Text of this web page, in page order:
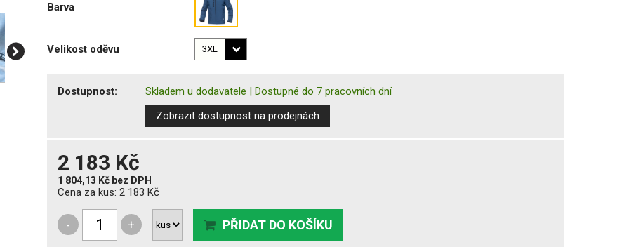
Barva
Velikost oděvu
Dostupnost: Skladem u dodavatele |Dostupné do 7 pracovních dní
Zobrazit dostupnost na prodejnách
2 183 Kč
1 804,13 Kč bez DPH
Cena za kus:2 183 Kč
- + PŘIDAT DO KOŠÍKU